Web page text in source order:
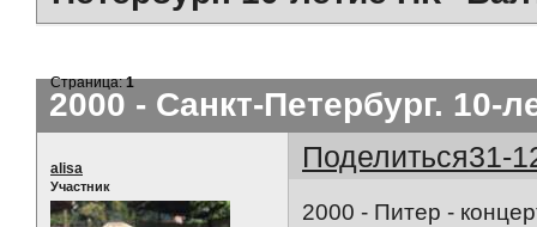
2000 - Санкт-Петербург.
Страница:1
Поделиться31-
alisa
Участник
2000 - Питер -